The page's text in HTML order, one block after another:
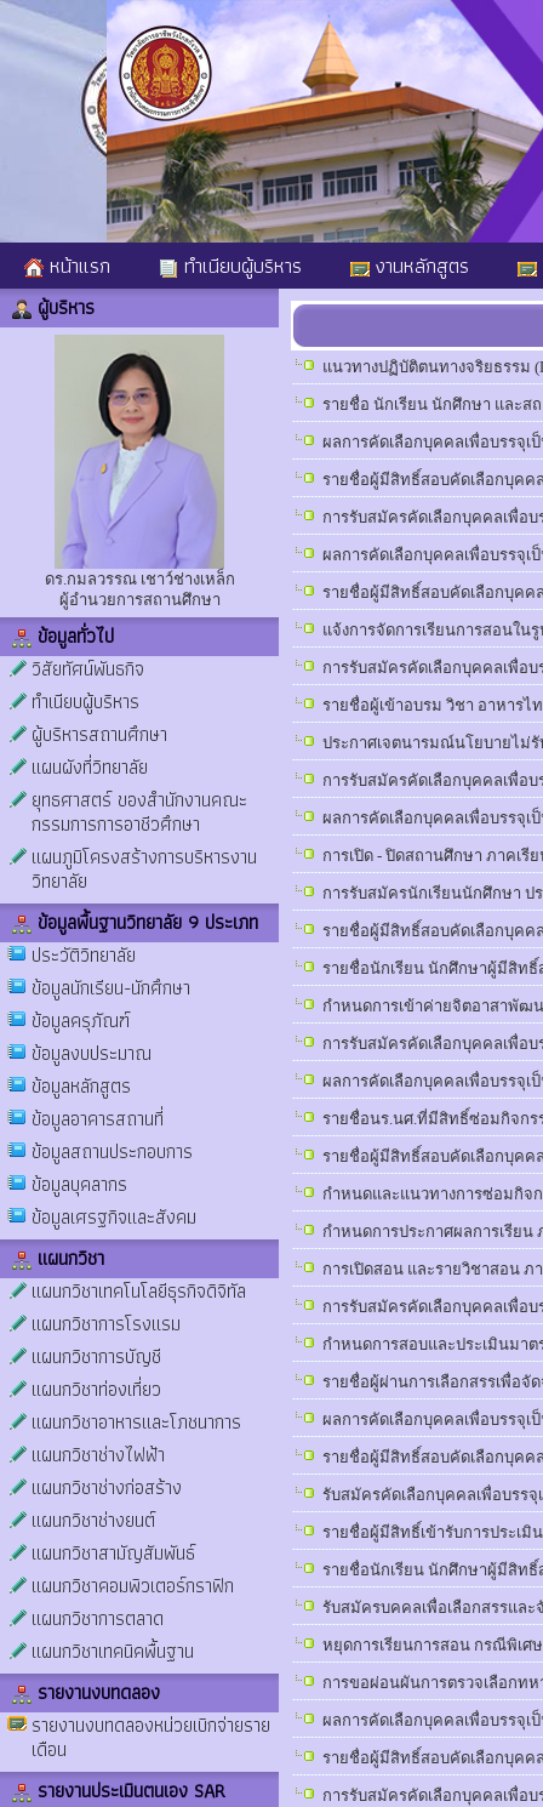
หน้าแรก ทำเนียบผู้บริหาร งานหลักสูตร
ผู้บริหาร
ดร.กมลวรรณ เชาว์ช่างเหล็ก
ผู้อำนวยการสถานศึกษา
ข้อมูลทั่วไป
วิสัยทัศน์พันธกิจ
ทำเนียบผู้บริหาร
ผู้บริหารสถานศึกษา
แผนผังที่วิทยาลัย
ยุทธศาสตร์ ของสำนักงานคณะ
กรรมการการอาชีวศึกษา
แผนภูมิโครงสร้างการบริหารงาน
วิทยาลัย
ข้อมูลพื้นฐานวิทยาลัย 9 ประเภท
ประวัติวิทยาลัย
ข้อมูลนักเรียน-นักศึกษา
ข้อมูลครุภัณฑ์
ข้อมูลงบประมาณ
ข้อมูลหลักสูตร
ข้อมูลอาคารสถานที่
ข้อมูลสถานประกอบการ
ข้อมูลบุคลากร
ข้อมูลเศรฐกิจและสังคม
แผนกวิชา
แผนกวิชาเทคโนโลยีธุรกิจดิจิทัล
แผนกวิชาการโรงแรม
แผนกวิชาการบัญชี
แผนกวิชาท่องเที่ยว
แผนกวิชาอาหารและโภชนาการ
แผนกวิชาช่างไฟฟ้า
แผนกวิชาช่างก่อสร้าง
แผนกวิชาช่างยนต์
แผนกวิชาสามัญสัมพันธ์
แผนกวิชาคอมพิวเตอร์กราฟิก
แผนกวิชาการตลาด
แผนกวิชาเทคนิคพื้นฐาน
รายงานงบทดลอง
รายงานงบทดลองหน่วยเบิกจ่ายราย
เดือน
รายงานประเมินตนเอง SAR
แนวทางปฏิบัติตนทางจริยธรรม
รายชื่อ นักเรียน นักศึกษา และส
ผลการคัดเลือกบุคคลเพื่อบรรจุเ
รายชื่อผู้มีสิทธิ์สอบคัดเลือกบุคค
การรับสมัครคัดเลือกบุคคลเพื่อบ
ผลการคัดเลือกบุคคลเพื่อบรรจุเ
รายชื่อผู้มีสิทธิ์สอบคัดเลือกบุคค
แจ้งการจัดการเรียนการสอนใน
การรับสมัครคัดเลือกบุคคลเพื่อบ
รายชื่อผู้เข้าอบรม วิชา อาหารไ
ประกาศเจตนารมณ์นโยบายไม่
การรับสมัครคัดเลือกบุคคลเพื่อบ
ผลการคัดเลือกบุคคลเพื่อบรรจุเ
การเปิด - ปิดสถานศึกษา ภาคเรี
การรับสมัครนักเรียนนักศึกษา ป
รายชื่อผู้มีสิทธิ์สอบคัดเลือกบุคค
รายชื่อนักเรียน นักศึกษาผู้มีสิท
กำหนดการเข้าค่ายจิตอาสาพัฒ
การรับสมัครคัดเลือกบุคคลเพื่อบ
ผลการคัดเลือกบุคคลเพื่อบรรจุเ
รายชื่อนร.นศ.ที่มีสิทธิ์ซ่อมกิจกร
รายชื่อผู้มีสิทธิ์สอบคัดเลือกบุคค
กำหนดและแนวทางการซ่อมกิจ
กำหนดการประกาศผลการเรีย
การเปิดสอน และรายวิชาสอน
การรับสมัครคัดเลือกบุคคลเพื่อบ
กำหนดการสอบและประเมินมา
รายชื่อผู้ผ่านการเลือกสรรเพื่อจั
ผลการคัดเลือกบุคคลเพื่อบรรจุเ
รายชื่อผู้มีสิทธิ์สอบคัดเลือกบุคค
รับสมัครคัดเลือกบุคคลเพื่อบรรจุ
รายชื่อผู้มีสิทธิ์เข้ารับการประเมิ
รายชื่อนักเรียน นักศึกษาผู้มีสิท
รับสมัครบคคลเพื่อเลือกสรรและ
หยุดการเรียนการสอน กรณีพิเศษ
การขอผ่อนผันการตรวจเลือกท
ผลการคัดเลือกบุคคลเพื่อบรรจุ
รายชื่อผู้มีสิทธิ์สอบคัดเลือกบุคค
การรับสมัครคัดเลือกบุคคลเพื่อบ